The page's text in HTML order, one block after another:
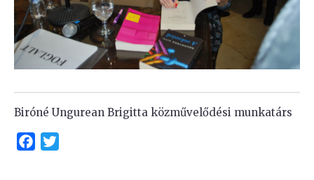
Biróné Ungurean Brigitta közművelődési munkatárs
Facebook